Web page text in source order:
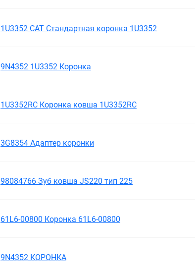
1U3352 CAT Стандартная коронка 1U3352
9N4352 1U3352 Коронка
1U3352RC Коронка ковша 1U3352RC
3G8354 Адаптер коронки
98084766 Зуб ковша JS220 тип 225
61L6-00800 Коронка 61L6-00800
9N4352 КОРОНКА